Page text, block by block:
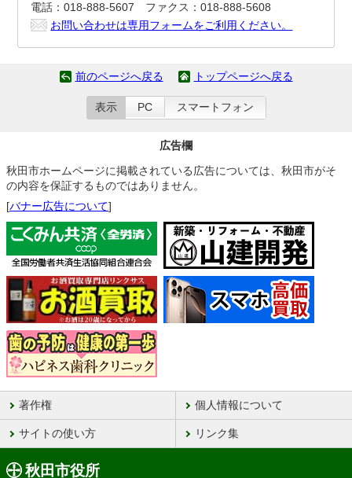
電話：018-888-5607 ファクス：018-888-5608
お問い合わせは専用フォームをご利用ください。
前のページへ戻る トップページへ戻る
表示 PC スマートフォン
広告欄
秋田市ホームページに掲載されている広告については、秋田市がそ
の内容を保証するものではありません。
[バナー広告について]
著作権 個人情報について
サイトの使い方 リンク集
秋田市役所